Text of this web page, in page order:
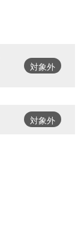
対象外
対象外